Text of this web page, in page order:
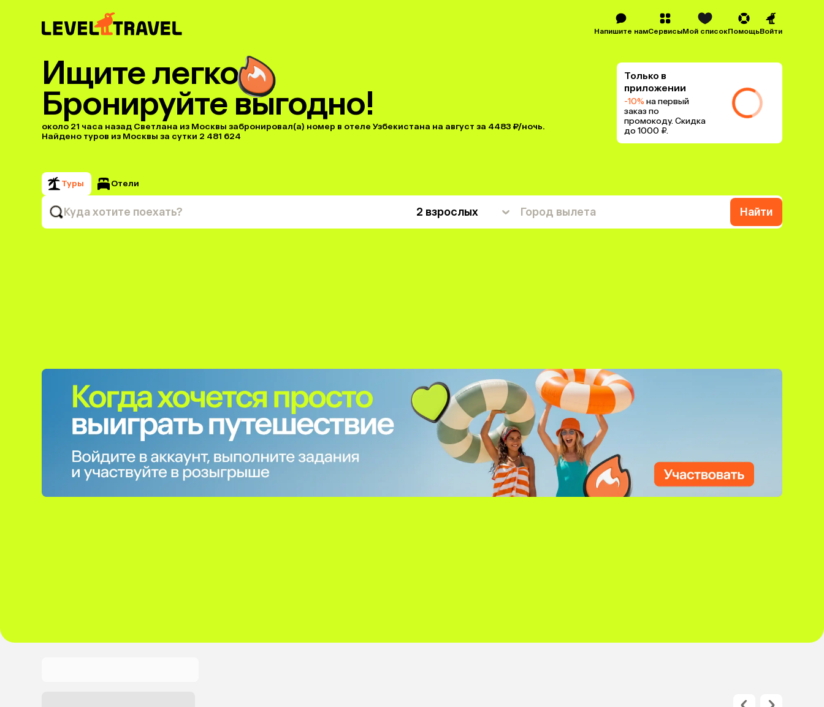
Напишите намСервисыМой списокПомощьВойти
Ищите легко
Бронируйте выгодно!
Только в
приложении
-10% на первый
заказ по
промокоду. Скидка
до 1000 ₽.
около 21 часа назад Светлана из Москвы забронировал(а) номер в отеле Узбекистана на август за 4483 ₽/ночь.
Найдено туров из Москвы за сутки 2 481 624
Туры Отели
Куда хотите поехать? 2 взрослых Город вылета Найти